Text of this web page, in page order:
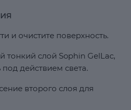
и очистите поверхность.
тонкий слой Sophin GelLac,
действием света.
второго слоя для